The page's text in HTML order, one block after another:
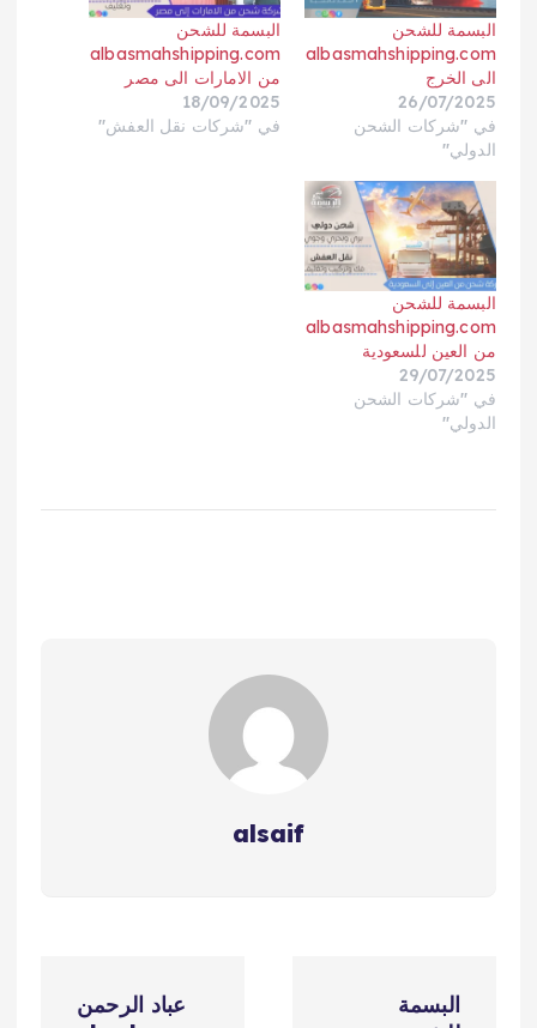
البسمة للشحن
albasmahshipping.com
الى الخرج
26/07/2025
في "شركات الشحن
الدولي"
البسمة للشحن
albasmahshipping.com
من الامارات الى مصر
18/09/2025
في "شركات نقل العفش"
البسمة للشحن
albasmahshipping.com
من العين للسعودية
29/07/2025
في "شركات الشحن
الدولي"
alsaif
البسمة
عباد الرحمن